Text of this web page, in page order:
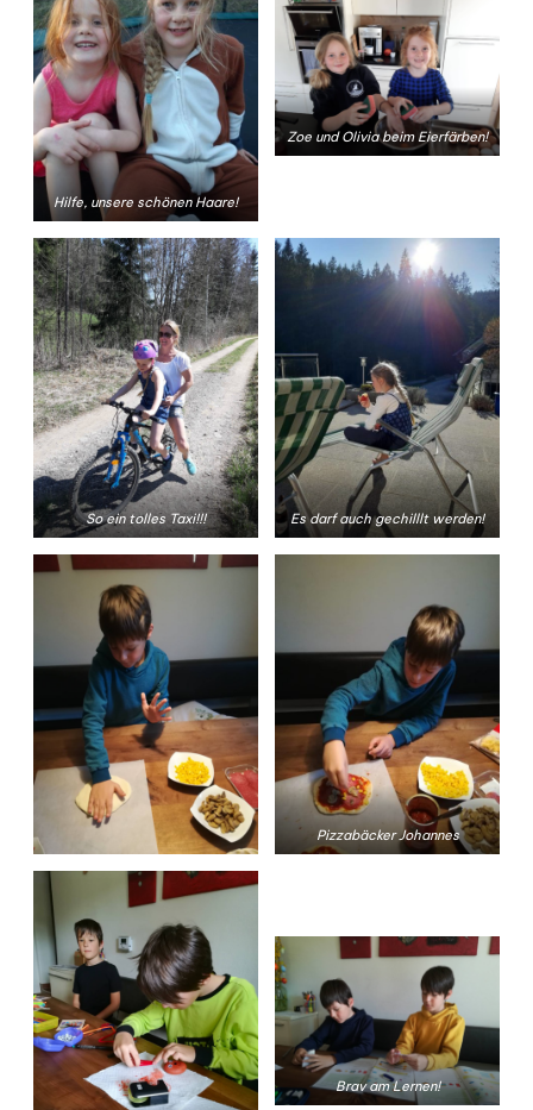
Hilfe, unsere schönen Haare!
Zoe und Olivia beim Eierfärben!
So ein tolles Taxi!!! Es darf auch gechilllt werden!
Pizzabäcker Johannes
Brav am Lernen!